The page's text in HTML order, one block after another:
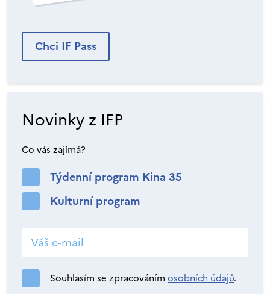
Chci IF Pass
Novinky z IFP
Co vás zajímá?
Týdenní program Kina 35
Kulturní program
Souhlasím se zpracováním osobních údajů.